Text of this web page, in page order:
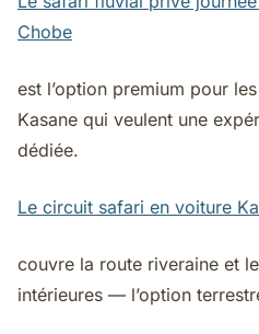
Chobe
est l’option premium pour
Kasane qui veulent une
dédiée.
Le circuit safari en voiture
couvre la route riveraine et
intérieures — l’option